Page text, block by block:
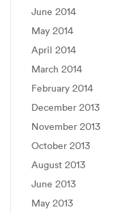
June 2014
May 2014
April 2014
March 2014
February 2014
December 2013
November 2013
October 2013
August 2013
June 2013
May 2013